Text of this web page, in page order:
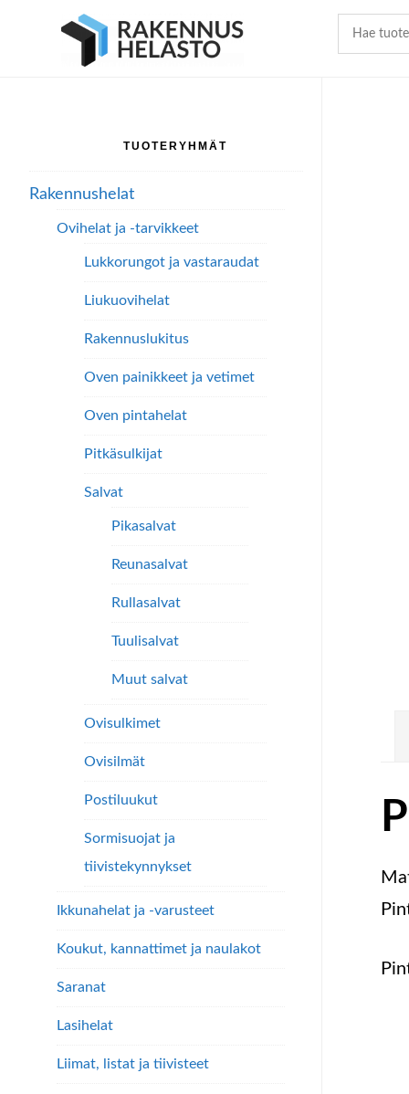
pääsisältöön
ensisijaiseen
alatunnisteeseen
Ensisijainen
sivupalkki
TUOTERYHMÄT
Rakennushelat
Ovihelat ja -tarvikkeet
Lukkorungot ja vastaraudat
Liukuovihelat
Rakennuslukitus
Oven painikkeet ja vetimet
Oven pintahelat
Pitkäsulkijat
Salvat
Pikasalvat
Reunasalvat
Rullasalvat
Tuulisalvat
Muut salvat
Ovisulkimet
Ovisilmät
Postiluukut
Sormisuojat ja
tiivistekynnykset
Ikkunahelat ja -varusteet
Koukut, kannattimet ja naulakot
Saranat
Lasihelat
Liimat, listat ja tiivisteet